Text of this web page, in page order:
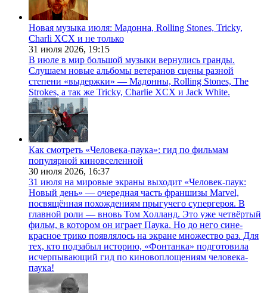
Новая музыка июля: Мадонна, Rolling Stones, Tricky,
Charli XCX и не только
31 июля 2026, 19:15
В июле в мир большой музыки вернулись гранды.
Слушаем новые альбомы ветеранов сцены разной
степени «выдержки» — Мадонны, Rolling Stones, The
Strokes, а так же Tricky, Charlie XCX и Jack White.
Как смотреть «Человека-паука»: гид по фильмам
популярной киновселенной
30 июля 2026, 16:37
31 июля на мировые экраны выходит «Человек-паук:
Новый день» — очередная часть франшизы Marvel,
посвящённая похождениям прыгучего супергероя. В
главной роли — вновь Том Холланд. Это уже четвёртый
фильм, в котором он играет Паука. Но до него сине-
красное трико появлялось на экране множество раз. Для
тех, кто подзабыл историю, «Фонтанка» подготовила
исчерпывающий гид по киновоплощениям человека-
паука!